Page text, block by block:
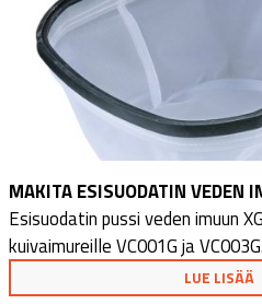
Esisuodatin pussi veden imuun
kuivaimureille VC001G ja VC003G.
LUE LISÄÄ